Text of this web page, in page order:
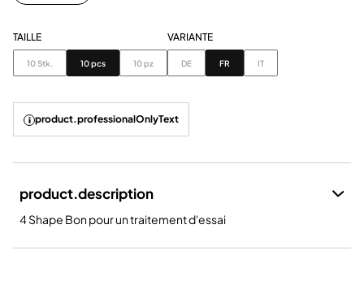
TAILLE
Taille
10 Stk. 10 pcs 10 pz
VARIANTE
Variante
DE FR IT
product.professionalOnlyText
product.description
4 Shape Bon pour un traitement d'essai